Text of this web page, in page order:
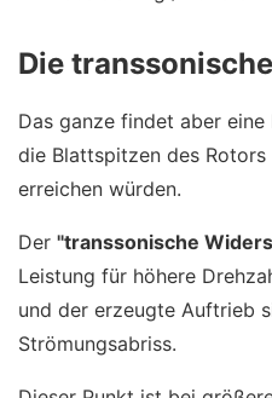
Die
Das ganze findet aber
die Blattspitzen des
erreichen würden.
Der "transsonische
Leistung für höhere
und der erzeugte Auftrieb
Strömungsabriss.